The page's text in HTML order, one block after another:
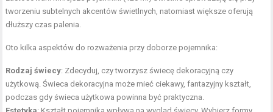
tworzeniu subtelnych akcentów świetlnych, natomiast większe oferują
dłuższy czas palenia.
Oto kilka aspektów do rozważenia przy doborze pojemnika:
Rodzaj świecy: Zdecyduj, czy tworzysz świecę dekoracyjną czy
użytkową. Świeca dekoracyjna może mieć ciekawy, fantazyjny kształt,
podczas gdy świeca użytkowa powinna być praktyczna.